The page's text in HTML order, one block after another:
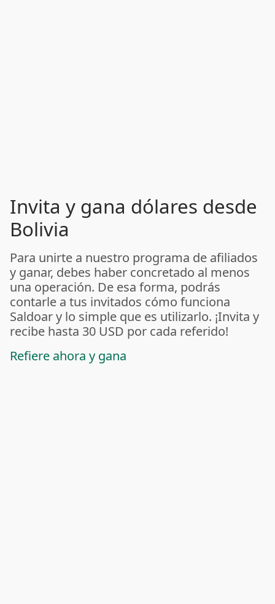
Invita y gana dólares desde
Bolivia
Para unirte a nuestro programa de afiliados
y ganar, debes haber concretado al menos
una operación. De esa forma, podrás
contarle a tus invitados cómo funciona
Saldoar y lo simple que es utilizarlo. ¡Invita y
recibe hasta 30 USD por cada referido!
Refiere ahora y gana